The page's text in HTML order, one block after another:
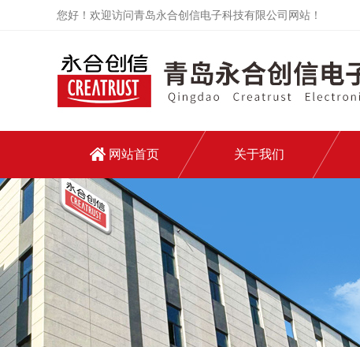
您好！欢迎访问青岛永合创信电子科技有限公司网站！
网站首页 关于我们